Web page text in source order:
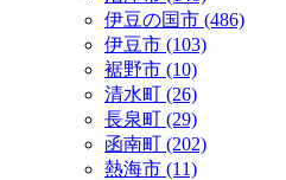
伊豆の国市 (486)
伊豆市 (103)
裾野市 (10)
清水町 (26)
長泉町 (29)
函南町 (202)
熱海市 (11)